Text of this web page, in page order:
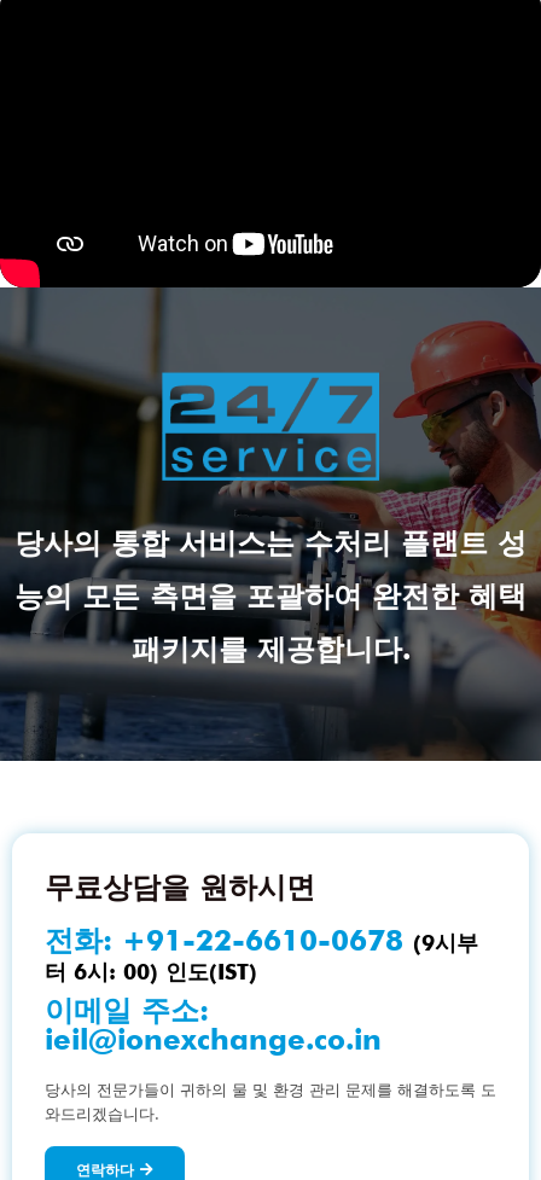
당사의 통합 서비스는 수처리 플랜트 성
능의 모든 측면을 포괄하여 완전한 혜택
패키지를 제공합니다.
무료상담을 원하시면
전화: +91-22-6610-0678 (9시부
터 6시: 00) 인도(IST)
이메일 주소:
ieil@ionexchange.co.in
당사의 전문가들이 귀하의 물 및 환경 관리 문제를 해결하도록 도
와드리겠습니다.
연락하다